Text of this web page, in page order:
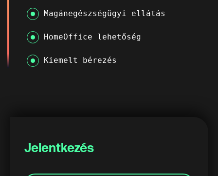
Magánegészségügyi ellátás
HomeOffice lehetőség
Kiemelt bérezés
Jelentkezés